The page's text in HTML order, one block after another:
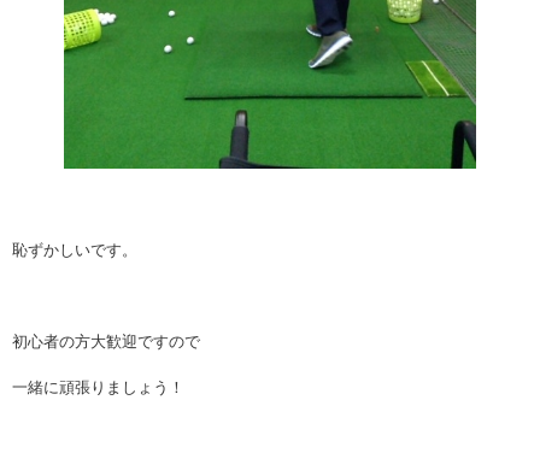
恥ずかしいです。
初心者の方大歓迎ですので
一緒に頑張りましょう！